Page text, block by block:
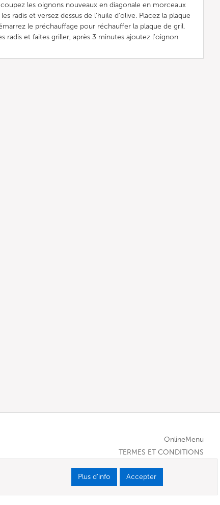
les oignons nouveaux en diagonale en morceaux
radis et versez dessus de l'huile d'olive. Placez la plaque
le préchauffage pour réchauffer la plaque de gril.
radis et faites griller, après 3 minutes ajoutez l'oignon
OnlineMenu
TERMES ET CONDITIONS
Plus d’info Accepter